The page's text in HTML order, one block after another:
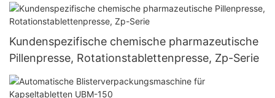
Kundenspezifische chemische pharmazeutische
Pillenpresse, Rotationstablettenpresse, Zp-Serie